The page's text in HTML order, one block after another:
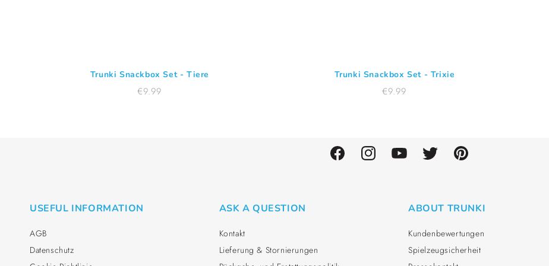
Trunki Snackbox Set - Tiere
Normaler
€9.99
Trunki Snackbox Set - Trixie
Normaler
€9.99
FacebookInstagramYouTube Twitter Pinterest
USEFUL INFORMATION
AGB
Datenschutz
ASK A QUESTION
Kontakt
Lieferung & Stornierungen
ABOUT TRUNKI
Kundenbewertungen
Spielzeugsicherheit